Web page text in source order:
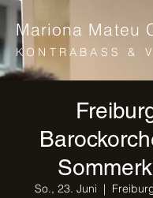
Mariona Mateu
KONTRABASS &
So., 23. Juni
  |